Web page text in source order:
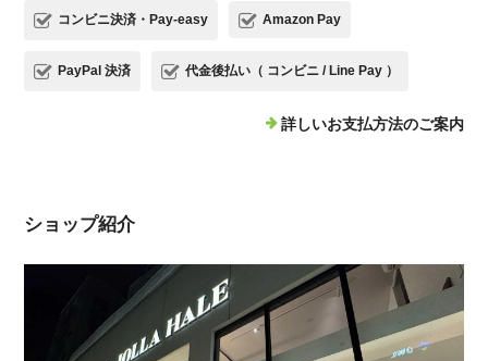
コンビニ決済・Pay-easy Amazon Pay
PayPal 決済 代金後払い（ コンビニ / Line Pay ）
詳しいお支払方法のご案内
ショップ紹介